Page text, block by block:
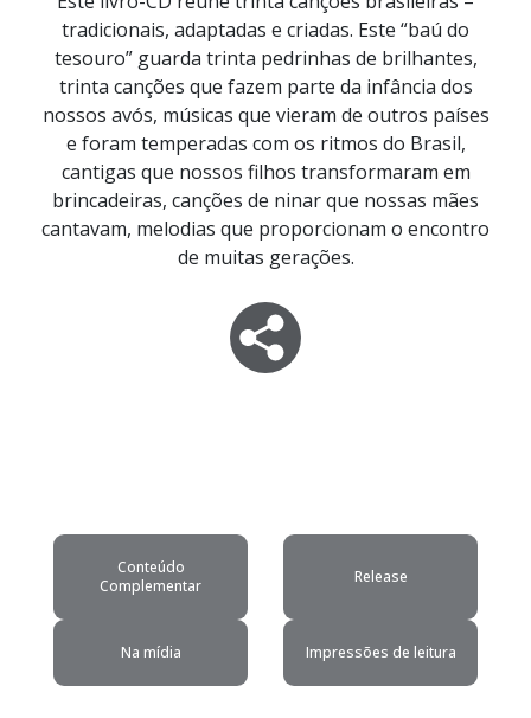
tradicionais, adaptadas e criadas. Este “baú do
tesouro” guarda trinta pedrinhas de brilhantes,
trinta canções que fazem parte da infância dos
nossos avós, músicas que vieram de outros países
e foram temperadas com os ritmos do Brasil,
cantigas que nossos filhos transformaram em
brincadeiras, canções de ninar que nossas mães
cantavam, melodias que proporcionam o encontro
de muitas gerações.
Conteúdo
Complementar
Release
Na mídia Impressões de leitura